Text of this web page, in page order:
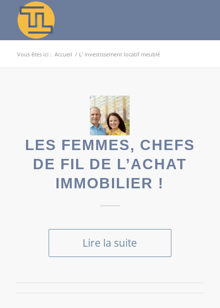
Vous êtes ici : Accueil / L' investissement locatif meublé
LES FEMMES, CHEFS
DE FIL DE L’ACHAT
IMMOBILIER !
Lire la suite